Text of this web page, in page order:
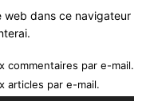
web dans ce navigateur
commentaires par e-mail.
articles par e-mail.